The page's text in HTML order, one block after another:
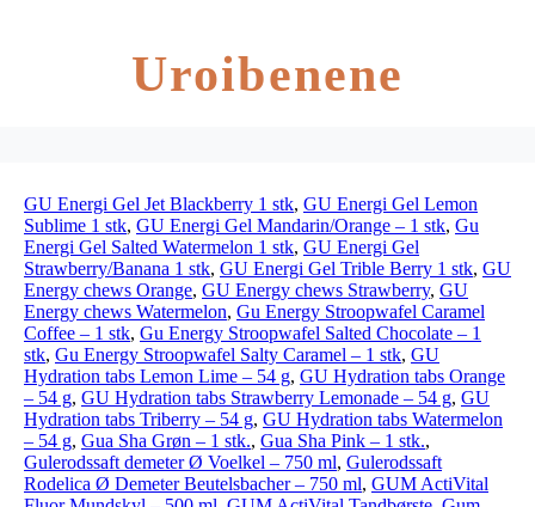
Uroibenene
GU Energi Gel Jet Blackberry 1 stk, GU Energi Gel Lemon
Sublime 1 stk, GU Energi Gel Mandarin/Orange – 1 stk, Gu
Energi Gel Salted Watermelon 1 stk, GU Energi Gel
Strawberry/Banana 1 stk, GU Energi Gel Trible Berry 1 stk, GU
Energy chews Orange, GU Energy chews Strawberry, GU
Energy chews Watermelon, Gu Energy Stroopwafel Caramel
Coffee – 1 stk, Gu Energy Stroopwafel Salted Chocolate – 1
stk, Gu Energy Stroopwafel Salty Caramel – 1 stk, GU
Hydration tabs Lemon Lime – 54 g, GU Hydration tabs Orange
– 54 g, GU Hydration tabs Strawberry Lemonade – 54 g, GU
Hydration tabs Triberry – 54 g, GU Hydration tabs Watermelon
– 54 g, Gua Sha Grøn – 1 stk., Gua Sha Pink – 1 stk.,
Gulerodssaft demeter Ø Voelkel – 750 ml, Gulerodssaft
Rodelica Ø Demeter Beutelsbacher – 750 ml, GUM ActiVital